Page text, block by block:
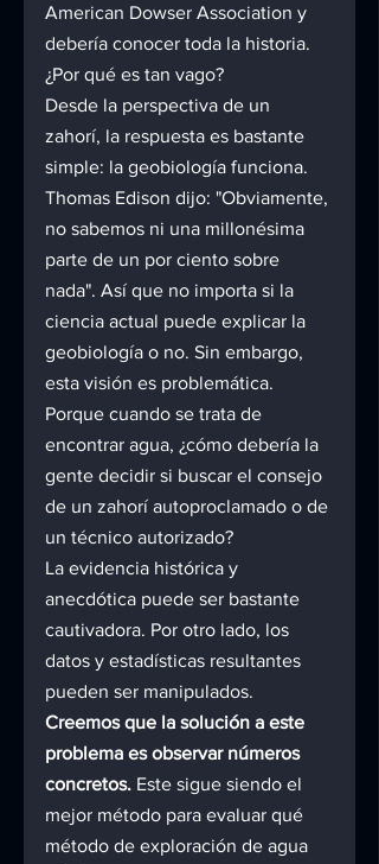
American Dowser Association y
debería conocer toda la historia.
¿Por qué es tan vago?
Desde la perspectiva de un
zahorí, la respuesta es bastante
simple: la geobiología funciona.
Thomas Edison dijo: "Obviamente,
no sabemos ni una millonésima
parte de un por ciento sobre
nada". Así que no importa si la
ciencia actual puede explicar la
geobiología o no. Sin embargo,
esta visión es problemática.
Porque cuando se trata de
encontrar agua, ¿cómo debería la
gente decidir si buscar el consejo
de un zahorí autoproclamado o de
un técnico autorizado?
La evidencia histórica y
anecdótica puede ser bastante
cautivadora. Por otro lado, los
datos y estadísticas resultantes
pueden ser manipulados.
Creemos que la solución a este
problema es observar números
concretos. Este sigue siendo el
mejor método para evaluar qué
método de exploración de agua